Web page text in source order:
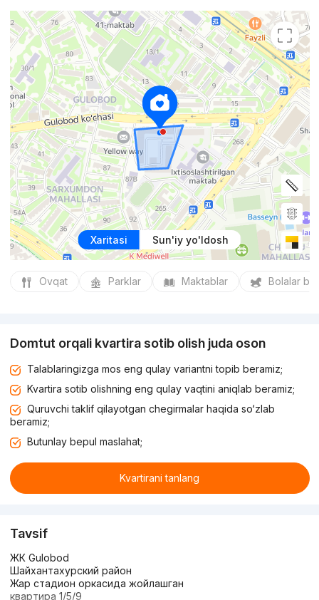
Xaritasi Sun'iy yo'ldosh
Ovqat Parklar Maktablar Bolalar
Domtut orqali kvartira sotib olish juda oson
Talablaringizga mos eng qulay variantni topib beramiz;
Kvartira sotib olishning eng qulay vaqtini aniqlab beramiz;
Quruvchi taklif qilayotgan chegirmalar haqida so‘zlab
beramiz;
Butunlay bepul maslahat;
Kvartirani tanlang
Tavsif
ЖК Gulobod
Шайхантахурский район
Жар стадион оркасида жойлашган
квартира 1/5/9